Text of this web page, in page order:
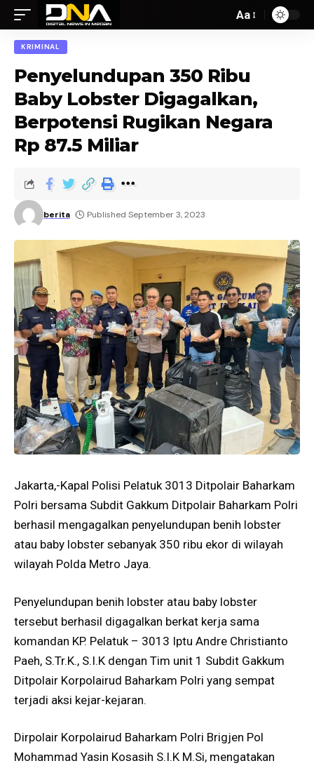
Aa
KRIMINAL
Penyelundupan 350 Ribu
Baby Lobster Digagalkan,
Berpotensi Rugikan Negara
Rp 87.5 Miliar
berita Published September 3, 2023
Jakarta,-Kapal Polisi Pelatuk 3013 Ditpolair Baharkam
Polri bersama Subdit Gakkum Ditpolair Baharkam Polri
berhasil mengagalkan penyelundupan benih lobster
atau baby lobster sebanyak 350 ribu ekor di wilayah
wilayah Polda Metro Jaya.
Penyelundupan benih lobster atau baby lobster
tersebut berhasil digagalkan berkat kerja sama
komandan KP. Pelatuk – 3013 Iptu Andre Christianto
Paeh, S.Tr.K., S.I.K dengan Tim unit 1 Subdit Gakkum
Ditpolair Korpolairud Baharkam Polri yang sempat
terjadi aksi kejar-kejaran.
Dirpolair Korpolairud Baharkam Polri Brigjen Pol
Mohammad Yasin Kosasih S.I.K M.Si, mengatakan